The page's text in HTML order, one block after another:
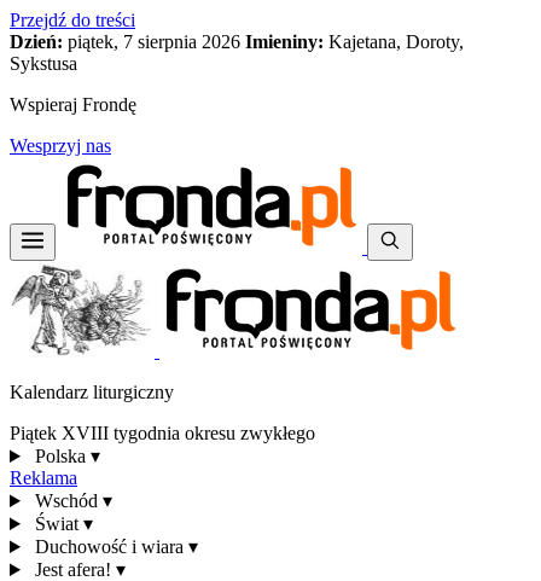
Przejdź do treści
Dzień: piątek, 7 sierpnia 2026 Imieniny: Kajetana, Doroty,
Sykstusa
Wspieraj Frondę
Wesprzyj nas
Kalendarz liturgiczny
Piątek XVIII tygodnia okresu zwykłego
Polska ▾
Reklama
Wschód ▾
Świat ▾
Duchowość i wiara ▾
Jest afera! ▾